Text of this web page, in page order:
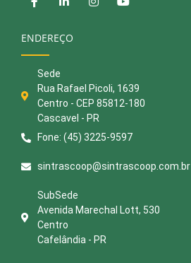
ENDEREÇO
Sede
Rua Rafael Picoli, 1639
Centro - CEP 85812-180
Cascavel - PR
Fone: (45) 3225-9597
sintrascoop@sintrascoop.com.br
SubSede
Avenida Marechal Lott, 530
Centro
Cafelândia - PR